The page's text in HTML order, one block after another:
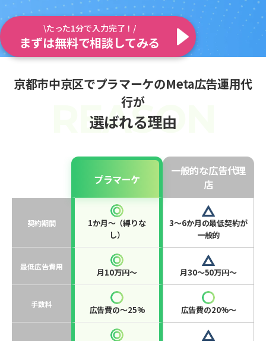
\たった1分で入力完了！/
まずは無料で相談してみる
京都市中京区でプラマーケのMeta広告運用代
行が
選ばれる理由
プラマーケ
一般的な広告代理
店
契約期間
1か月〜（縛りな
し）
3〜6か月の最低契約が
一般的
最低広告費用
月10万円〜 月30〜50万円〜
手数料
広告費の〜25% 広告費の20%〜